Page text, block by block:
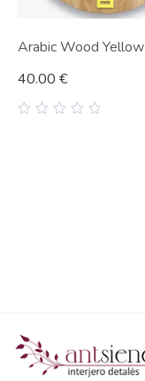
Arabic Wood Yellow
40.00 €